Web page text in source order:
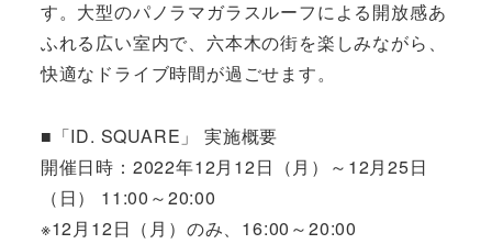
す。大型のパノラマガラスルーフによる開放感あ
ふれる広い室内で、六本木の街を楽しみながら、
快適なドライブ時間が過ごせます。
■「ID. SQUARE」 実施概要
開催日時：2022年12月12日（月）～12月25日
（日） 11:00～20:00
※12月12日（月）のみ、16:00～20:00